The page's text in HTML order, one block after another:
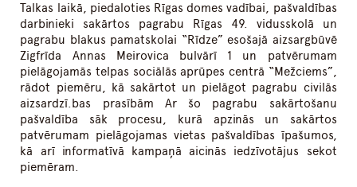
Talkas laikā, piedaloties Rīgas domes vadībai, pašvaldības
darbinieki sakārtos pagrabu Rīgas 49. vidusskolā un
pagrabu blakus pamatskolai “Rīdze” esošajā aizsargbūvē
Zigfrīda Annas Meirovica bulvārī 1 un patvērumam
pielāgojamās telpas sociālās aprūpes centrā “Mežciems”,
rādot piemēru, kā sakārtot un pielāgot pagrabu civilās
aizsardzī.bas prasībām Ar šo pagrabu sakārtošanu
pašvaldība sāk procesu, kurā apzinās un sakārtos
patvērumam pielāgojamas vietas pašvaldības īpašumos,
kā arī informatīvā kampaņā aicinās iedzīvotājus sekot
piemēram.